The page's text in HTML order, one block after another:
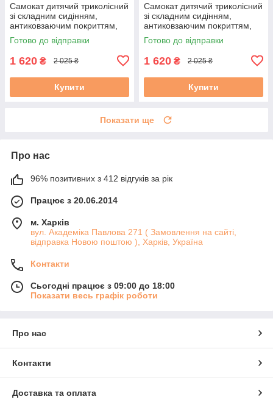
Самокат дитячий триколісний
зі складним сидінням,
антиковзаючим покриттям,
ножним гальмом «MJC-
Червоний»
Готово до відправки
1 620 ₴ 2 025 ₴
Купити
Самокат дитячий триколісний
зі складним сидінням,
антиковзаючим покриттям,
ножним гальмом «MJC-
Синій»
Готово до відправки
1 620 ₴ 2 025 ₴
Купити
Показати ще
Про нас
96% позитивних з 412 відгуків за рік
Працює з 20.06.2014
м. Харків
вул. Академіка Павлова 271 ( Замовлення на сайті,
відправка Новою поштою ), Харків, Україна
Контакти
Сьогодні працює з 09:00 до 18:00
Показати весь графік роботи
Про нас
Контакти
Доставка та оплата